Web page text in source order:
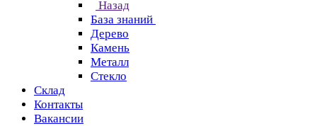
Назад
База знаний
Дерево
Камень
Металл
Стекло
Склад
Контакты
Вакансии